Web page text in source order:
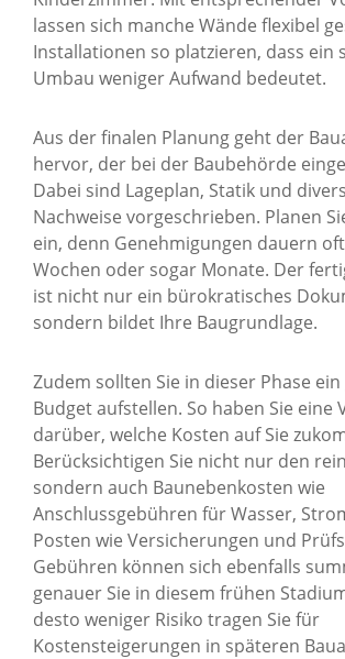
lassen sich manche Wände flexibel
Installationen so platzieren, dass ein
Umbau weniger Aufwand bedeutet.
Aus der finalen Planung geht der
hervor, der bei der Baubehörde
Dabei sind Lageplan, Statik und
Nachweise vorgeschrieben. Planen
ein, denn Genehmigungen dauern
Wochen oder sogar Monate. Der
ist nicht nur ein bürokratisches
sondern bildet Ihre Baugrundlage.
Zudem sollten Sie in dieser Phase
Budget aufstellen. So haben Sie eine
darüber, welche Kosten auf Sie
Berücksichtigen Sie nicht nur den
sondern auch Baunebenkosten wie
Anschlussgebühren für Wasser,
Posten wie Versicherungen und
Gebühren können sich ebenfalls
genauer Sie in diesem frühen
desto weniger Risiko tragen Sie für
Kostensteigerungen in späteren